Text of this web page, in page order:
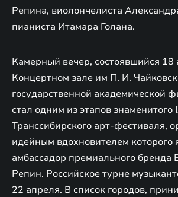
Репина, виолончелиста
пианиста Итамара Голана.
Камерный вечер, состоявшийся 18
Концертном зале им П. И.
государственной академической
стал одним из этапов знаменитого
Транссибирского арт-фестиваля,
идейным вдохновителем которого
амбассадор премиального бренда
Репин. Российское турне
22 апреля. В список городов,